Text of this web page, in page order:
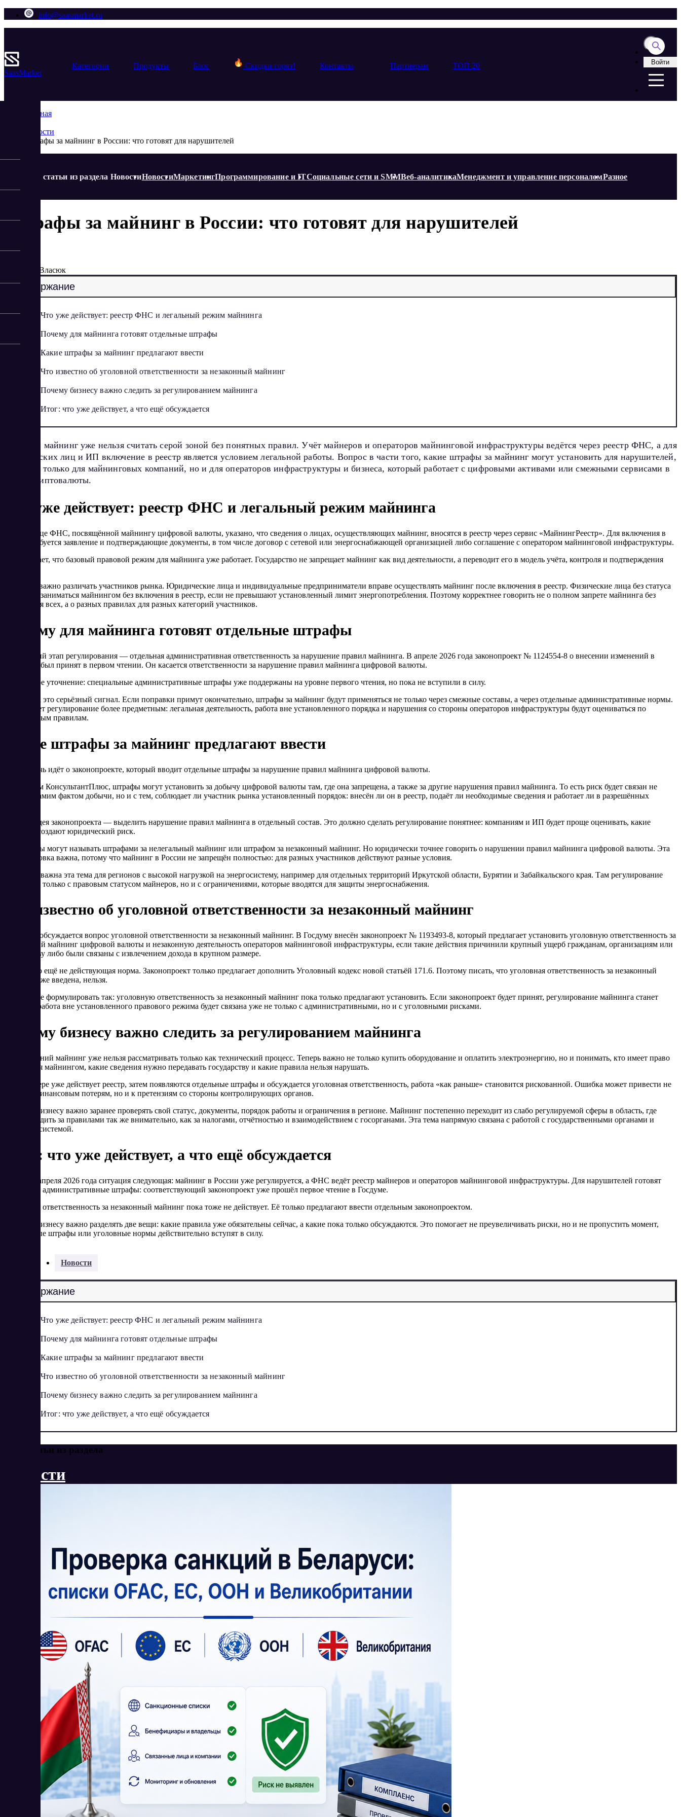
info@saasmarket.ru
SaasMarket
Категории Продукты Блог Скидки горят! Контакты Партнерам ТОП 20 Войти
Главная
Новости
Штрафы за майнинг в России: что готовят для нарушителей
Еще статьи из раздела НовостиНовостиМаркетингПрограммирование и ITСоциальные сети и SMMВеб-аналитикаМенеджмент и управление персоналомРазное
Штрафы за майнинг в России: что готовят для нарушителей
5/4/2026
Елена Власюк
Содержание
Что уже действует: реестр ФНС и легальный режим майнинга
Почему для майнинга готовят отдельные штрафы
Какие штрафы за майнинг предлагают ввести
Что известно об уголовной ответственности за незаконный майнинг
Почему бизнесу важно следить за регулированием майнинга
Итог: что уже действует, а что ещё обсуждается
В России майнинг уже нельзя считать серой зоной без понятных правил. Учёт майнеров и операторов майнинговой инфраструктуры ведётся через реестр ФНС, а для
юридических лиц и ИП включение в реестр является условием легальной работы. Вопрос в части того, какие штрафы за майнинг могут установить для нарушителей,
важен не только для майнинговых компаний, но и для операторов инфраструктуры и бизнеса, который работает с цифровыми активами или смежными сервисами в
сфере криптовалюты.
Что уже действует: реестр ФНС и легальный режим майнинга
На странице ФНС, посвящённой майнингу цифровой валюты, указано, что сведения о лицах, осуществляющих майнинг, вносятся в реестр через сервис «МайнингРеестр». Для включения в
реестр требуется заявление и подтверждающие документы, в том числе договор с сетевой или энергоснабжающей организацией либо соглашение с оператором майнинговой инфраструктуры.
Это означает, что базовый правовой режим для майнинга уже работает. Государство не запрещает майнинг как вид деятельности, а переводит его в модель учёта, контроля и подтверждения
При этом важно различать участников рынка. Юридические лица и индивидуальные предприниматели вправе осуществлять майнинг после включения в реестр. Физические лица без статуса
ИП могут заниматься майнингом без включения в реестр, если не превышают установленный лимит энергопотребления. Поэтому корректнее говорить не о полном запрете майнинга без
реестра для всех, а о разных правилах для разных категорий участников.
Почему для майнинга готовят отдельные штрафы
Следующий этап регулирования — отдельная административная ответственность за нарушение правил майнинга. В апреле 2026 года законопроект № 1124554-8 о внесении изменений в
КоАП РФ был принят в первом чтении. Он касается ответственности за нарушение правил майнинга цифровой валюты.
Это важное уточнение: специальные административные штрафы уже поддержаны на уровне первого чтения, но пока не вступили в силу.
Для рынка это серьёзный сигнал. Если поправки примут окончательно, штрафы за майнинг будут применяться не только через смежные составы, а через отдельные административные нормы.
Это сделает регулирование более предметным: легальная деятельность, работа вне установленного порядка и нарушения со стороны операторов инфраструктуры будут оцениваться по
специальным правилам.
Какие штрафы за майнинг предлагают ввести
Сейчас речь идёт о законопроекте, который вводит отдельные штрафы за нарушение правил майнинга цифровой валюты.
По данным КонсультантПлюс, штрафы могут установить за добычу цифровой валюты там, где она запрещена, а также за другие нарушения правил майнинга. То есть риск будет связан не
только с самим фактом добычи, но и с тем, соблюдает ли участник рынка установленный порядок: внесён ли он в реестр, подаёт ли необходимые сведения и работает ли в разрешённых
Главная идея законопроекта — выделить нарушение правил майнинга в отдельный состав. Это должно сделать регулирование понятнее: компаниям и ИП будет проще оценивать, какие
действия создают юридический риск.
Такие меры могут называть штрафами за нелегальный майнинг или штрафом за незаконный майнинг. Но юридически точнее говорить о нарушении правил майнинга цифровой валюты. Эта
формулировка важна, потому что майнинг в России не запрещён полностью: для разных участников действуют разные условия.
Особенно важна эта тема для регионов с высокой нагрузкой на энергосистему, например для отдельных территорий Иркутской области, Бурятии и Забайкальского края. Там регулирование
связано не только с правовым статусом майнеров, но и с ограничениями, которые вводятся для защиты энергоснабжения.
Что известно об уголовной ответственности за незаконный майнинг
Отдельно обсуждается вопрос уголовной ответственности за незаконный майнинг. В Госдуму внесён законопроект № 1193493-8, который предлагает установить уголовную ответственность за
незаконный майнинг цифровой валюты и незаконную деятельность операторов майнинговой инфраструктуры, если такие действия причинили крупный ущерб гражданам, организациям или
государству либо были связаны с извлечением дохода в крупном размере.
Сейчас это ещё не действующая норма. Законопроект только предлагает дополнить Уголовный кодекс новой статьёй 171.6. Поэтому писать, что уголовная ответственность за незаконный
майнинг уже введена, нельзя.
Корректнее формулировать так: уголовную ответственность за незаконный майнинг пока только предлагают установить. Если законопроект будет принят, регулирование майнинга станет
жёстче, а работа вне установленного правового режима будет связана уже не только с административными, но и с уголовными рисками.
Почему бизнесу важно следить за регулированием майнинга
Для компаний майнинг уже нельзя рассматривать только как технический процесс. Теперь важно не только купить оборудование и оплатить электроэнергию, но и понимать, кто имеет право
заниматься майнингом, какие сведения нужно передавать государству и какие правила нельзя нарушать.
Если в сфере уже действует реестр, затем появляются отдельные штрафы и обсуждается уголовная ответственность, работа «как раньше» становится рискованной. Ошибка может привести не
только к финансовым потерям, но и к претензиям со стороны контролирующих органов.
Поэтому бизнесу важно заранее проверять свой статус, документы, порядок работы и ограничения в регионе. Майнинг постепенно переходит из слабо регулируемой сферы в область, где
нужно следить за правилами так же внимательно, как за налогами, отчётностью и взаимодействием с госорганами. Эта тема напрямую связана с работой с государственными органами и
правовой системой.
Итог: что уже действует, а что ещё обсуждается
На конец апреля 2026 года ситуация следующая: майнинг в России уже регулируется, а ФНС ведёт реестр майнеров и операторов майнинговой инфраструктуры. Для нарушителей готовят
отдельные административные штрафы: соответствующий законопроект уже прошёл первое чтение в Госдуме.
Уголовная ответственность за незаконный майнинг пока тоже не действует. Её только предлагают ввести отдельным законопроектом.
Поэтому бизнесу важно разделять две вещи: какие правила уже обязательны сейчас, а какие пока только обсуждаются. Это помогает не преувеличивать риски, но и не пропустить момент,
когда новые штрафы или уголовные нормы действительно вступят в силу.
Новости
Содержание
Что уже действует: реестр ФНС и легальный режим майнинга
Почему для майнинга готовят отдельные штрафы
Какие штрафы за майнинг предлагают ввести
Что известно об уголовной ответственности за незаконный майнинг
Почему бизнесу важно следить за регулированием майнинга
Итог: что уже действует, а что ещё обсуждается
Еще статьи из раздела
Новости